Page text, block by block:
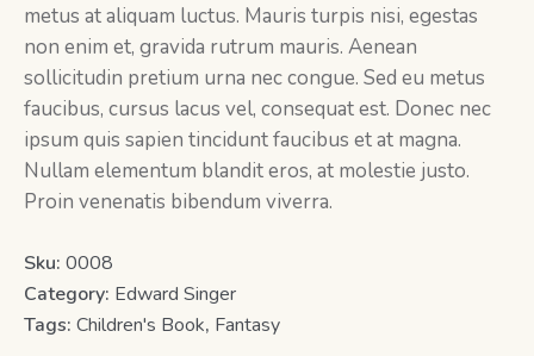
metus at aliquam luctus. Mauris turpis nisi, egestas
non enim et, gravida rutrum mauris. Aenean
sollicitudin pretium urna nec congue. Sed eu metus
faucibus, cursus lacus vel, consequat est. Donec nec
ipsum quis sapien tincidunt faucibus et at magna.
Nullam elementum blandit eros, at molestie justo.
Proin venenatis bibendum viverra.
Sku: 0008
Category: Edward Singer
Tags: Children's Book, Fantasy